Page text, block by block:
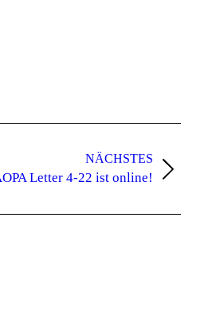
NÄCHSTES
Letter 4-22 ist online!